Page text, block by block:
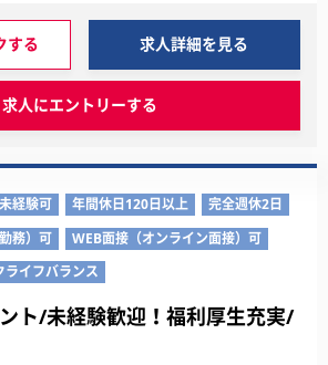
する 求人詳細を見る
求人にエントリーする
未経験可 年間休日120日以上
完全週休2日
務）可
WEB面接（オンライン面接）可
ライフバランス
ト/未経験歓迎！福利厚生充実/